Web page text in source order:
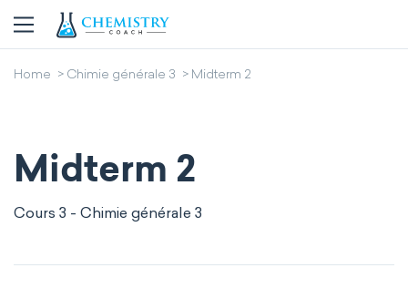
Home Chimie générale 3 Midterm 2
Midterm 2
Cours 3 - Chimie générale 3